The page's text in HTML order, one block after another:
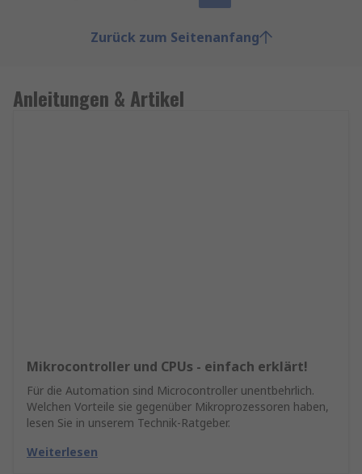
Zurück zum Seitenanfang
Anleitungen & Artikel
Mikrocontroller und CPUs - einfach erklärt!
Für die Automation sind Microcontroller unentbehrlich.
Welchen Vorteile sie gegenüber Mikroprozessoren haben,
lesen Sie in unserem Technik-Ratgeber.
Weiterlesen